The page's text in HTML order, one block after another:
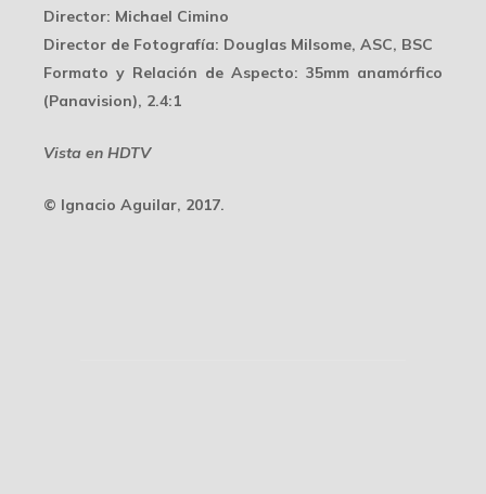
Director: Michael Cimino
Director de Fotografía: Douglas Milsome, ASC, BSC
Formato y Relación de Aspecto: 35mm anamórfico
(Panavision), 2.4:1
Vista en HDTV
© Ignacio Aguilar, 2017.